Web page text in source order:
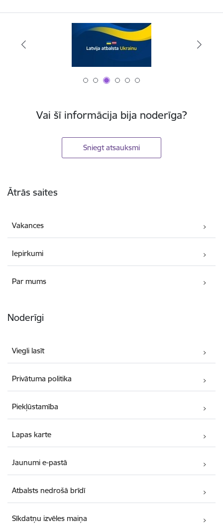
Vai šī informācija bija noderīga?
Sniegt atsauksmi
Ātrās saites
Vakances
Iepirkumi
Par mums
Noderīgi
Viegli lasīt
Privātuma politika
Piekļūstamība
Lapas karte
Jaunumi e-pastā
Atbalsts nedrošā brīdī
Sīkdatņu izvēles maiņa